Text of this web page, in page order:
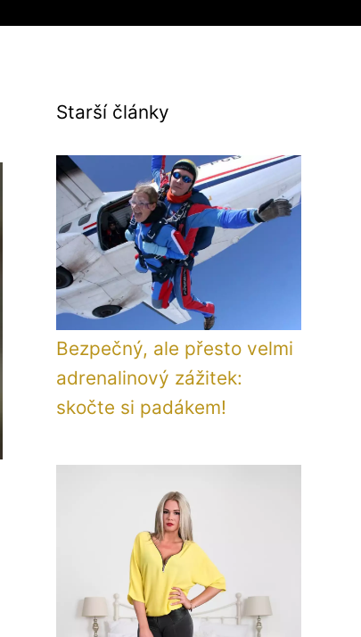
Starší články
Bezpečný, ale přesto velmi
adrenalinový zážitek:
skočte si padákem!